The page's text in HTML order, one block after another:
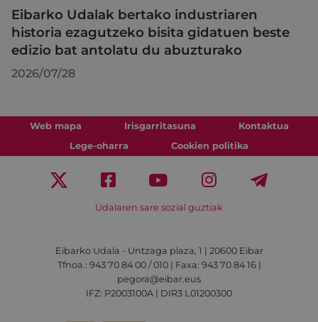
Eibarko Udalak bertako industriaren
historia ezagutzeko bisita gidatuen beste
edizio bat antolatu du abuzturako
2026/07/28
Web mapa Irisgarritasuna
Kontaktua
Lege-oharra
Cookien politika
Udalaren sare sozial guztiak
Eibarko Udala - Untzaga plaza, 1 | 20600 Eibar
Tfnoa.: 943 70 84 00 / 010 | Faxa: 943 70 84 16 |
pegora@eibar.eus
IFZ: P2003100A | DIR3 L01200300